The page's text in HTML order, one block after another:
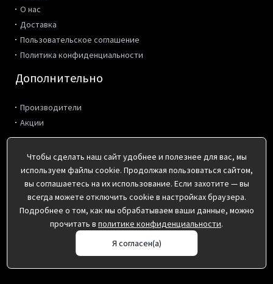
О нас
Доставка
Пользовательское соглашение
Политика конфиденциальности
Дополнительно
Производители
Акции
г. Киров, ул. Коммунальная 2
пн-пт с 8:00 до 17:00
(8332) 41-36-10, 495-162, 495-172
info@pp43.ru
Чтобы сделать наш сайт удобнее и полезнее для вас, мы
используем файлы cookie. Продолжая пользоваться сайтом,
вы соглашаетесь на их использование. Если захотите — вы
всегда можете отключить cookie в настройках браузера.
Подробнее о том, как мы обрабатываем ваши данные, можно
прочитать в политике конфиденциальности.
Я согласен(а)